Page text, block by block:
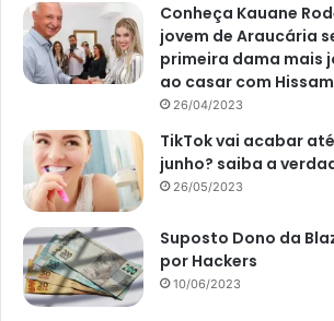
Conheça Kauane
jovem de Araucária
primeira dama mais
ao casar com
26/04/2023
TikTok vai acabar
junho? saiba a
26/05/2023
Suposto Dono da
por Hackers
10/06/2023